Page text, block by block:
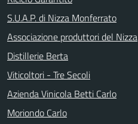
S.U.A.P. di Nizza Monferrato
Associazione produttori del Nizza
Distillerie Berta
Viticoltori - Tre Secoli
Azienda Vinicola Betti Carlo
Moriondo Carlo